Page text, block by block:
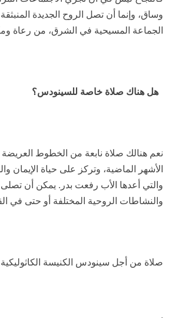
وساق، وإنما أن تصل الروح الجديدة
الجماعة المسيحية في الشرق، من رعاة
هل هناك صلاة خاصة للسينودس؟
نعم هنالك صلاة نابعة من الخطوط
الأشهر الماضية، وتركز على حياة الإيمان
والتي أعدها الأب رفعت بدر. يمكن أن تصلى
والنشاطات الروحية المختلفة أو حتى في
صلاة من أجل سينودس الكنيسة